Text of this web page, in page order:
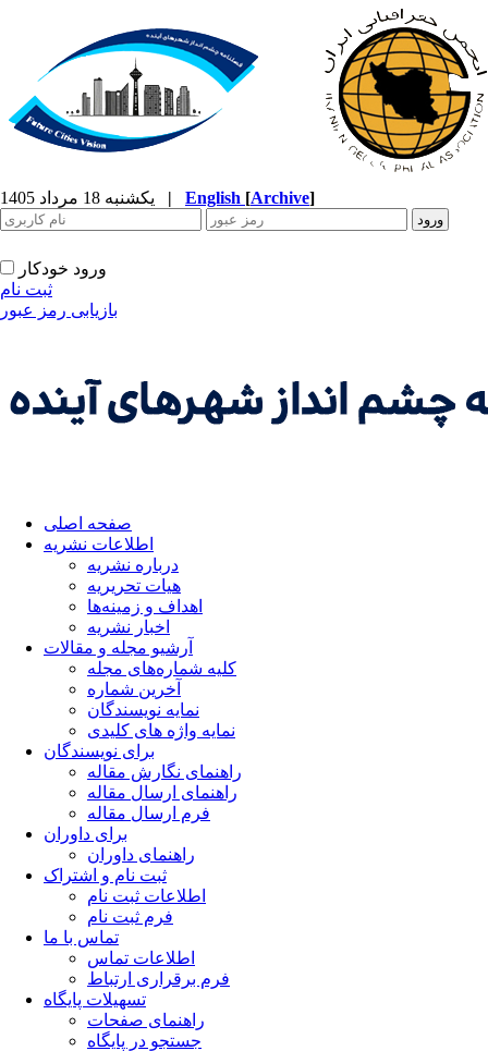
| English [Archive]
ورود خودکار
ثبت نام
بازیابی رمز عبور
صفحه اصلی
اطلاعات نشریه
درباره نشریه
هیات تحریریه
اهداف و زمینه‌ها
اخبار نشریه
آرشیو مجله و مقالات
کلیه شماره‌های مجله
آخرین شماره
نمایه نویسندگان
نمایه واژه های کلیدی
برای نویسندگان
راهنمای نگارش مقاله
راهنمای ارسال مقاله
فرم ارسال مقاله
برای داوران
راهنمای داوران
ثبت نام و اشتراک
اطلاعات ثبت نام
فرم ثبت نام
تماس با ما
اطلاعات تماس
فرم برقراری ارتباط
تسهیلات پایگاه
راهنمای صفحات
جستجو در پایگاه